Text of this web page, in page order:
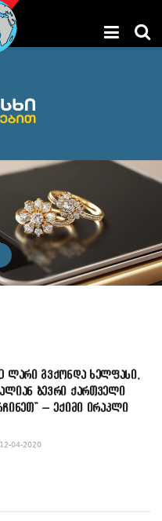
ლარი გვქონდა ხელფასი,
ბევრი ქართველი
– ექიმი ირაკლი
04-2020